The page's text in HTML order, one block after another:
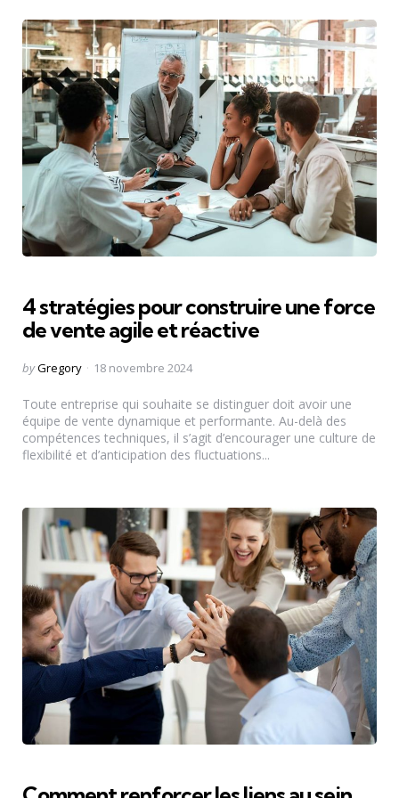
4 stratégies pour construire une force
de vente agile et réactive
Posted
byGregory 18 novembre 2024
Toute entreprise qui souhaite se distinguer doit avoir une
équipe de vente dynamique et performante. Au-delà des
compétences techniques, il s’agit d’encourager une culture de
flexibilité et d’anticipation des fluctuations...